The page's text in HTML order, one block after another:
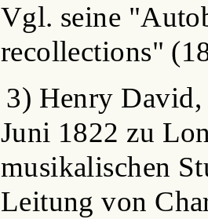
Vgl. seine
recollections"
3) Henry
Juni 1822 zu
musikalischen
Leitung von